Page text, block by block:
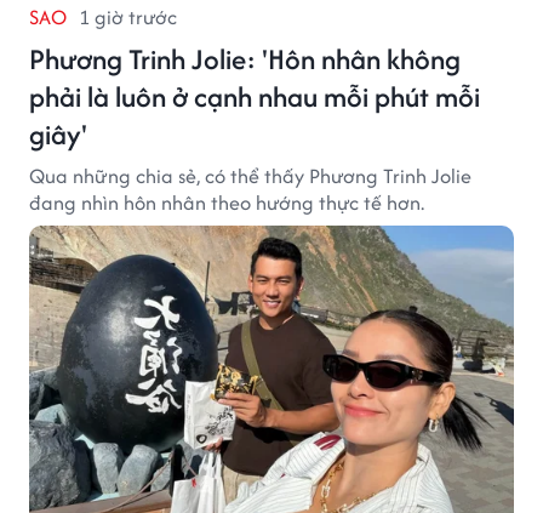
SAO 1 giờ trước
Phương Trinh Jolie: 'Hôn nhân không
phải là luôn ở cạnh nhau mỗi phút mỗi
giây'
Qua những chia sẻ, có thể thấy Phương Trinh Jolie
đang nhìn hôn nhân theo hướng thực tế hơn.